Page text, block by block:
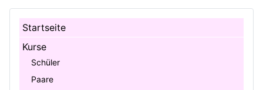
Startseite
Kurse
Schüler
Paare